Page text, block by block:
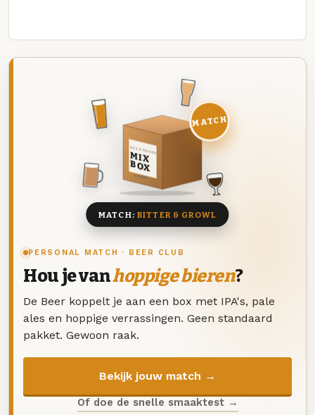
PERSONAL MATCH · BEER CLUB
Hou je vanhoppige bieren?
De Beer koppelt je aan een box met IPA's, pale
ales en hoppige verrassingen. Geen standaard
pakket. Gewoon raak.
Bekijk jouw match →
Of doe de snelle smaaktest →
DEZE MAAND
MIX
BOX
8 BIEREN
MATCH
MATCH: BITTER & GROWL